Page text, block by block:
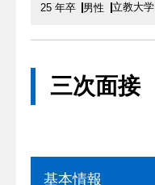
25 年卒 男性 立教大学
三次面接
基本情報